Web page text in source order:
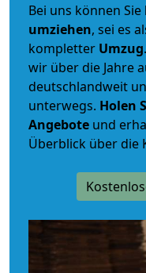
Bei uns können Sie
umziehen, sei es
kompletter Umzug
wir über die Jahre
deutschlandweit
unterwegs. Holen
Angebote und
Überblick über die